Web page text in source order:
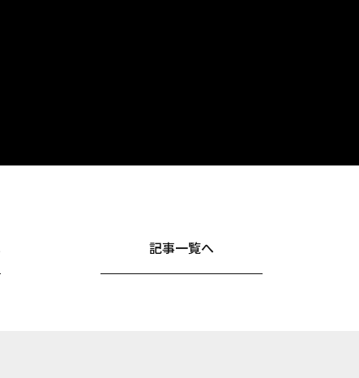
記事一覧へ